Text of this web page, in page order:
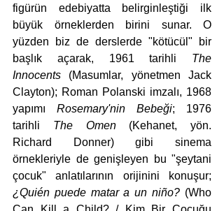
figürün edebiyatta belirginleştiği ilk
büyük örneklerden birini sunar. O
yüzden biz de derslerde "kötücül" bir
başlık açarak, 1961 tarihli The
Innocents (Masumlar, yönetmen Jack
Clayton); Roman Polanski imzalı, 1968
yapımı Rosemary'nin Bebeği; 1976
tarihli The Omen (Kehanet, yön.
Richard Donner) gibi sinema
örnekleriyle de genişleyen bu "şeytani
¿Quién puede matar a un niño? (Who